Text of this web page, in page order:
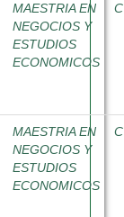
MAESTRIA EN
NEGOCIOS Y
ESTUDIOS
ECONOMICOS
MAESTRIA EN
NEGOCIOS Y
ESTUDIOS
ECONOMICOS